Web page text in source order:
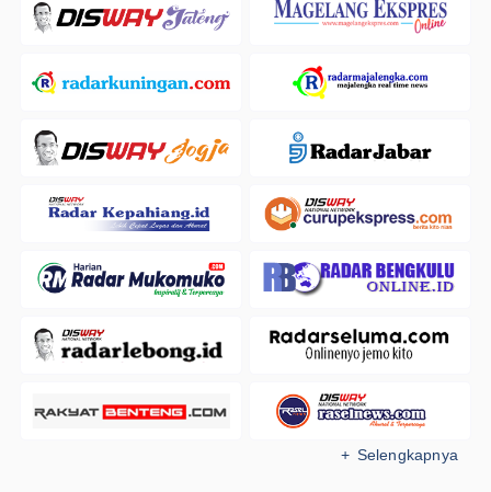
+ Selengkapnya